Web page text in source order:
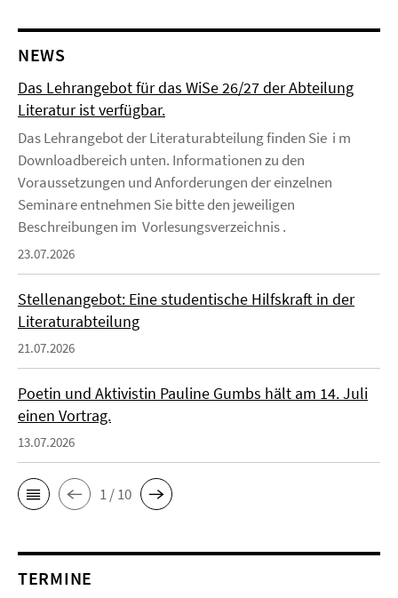
NEWS
Das Lehrangebot für das WiSe 26/27 der Abteilung
Literatur ist verfügbar.
Das Lehrangebot der Literaturabteilung finden Sie i m
Downloadbereich unten. Informationen zu den
Voraussetzungen und Anforderungen der einzelnen
Seminare entnehmen Sie bitte den jeweiligen
Beschreibungen im Vorlesungsverzeichnis .
23.07.2026
Stellenangebot: Eine studentische Hilfskraft in der
Literaturabteilung
21.07.2026
Poetin und Aktivistin Pauline Gumbs hält am 14. Juli
einen Vortrag.
13.07.2026
1 / 10
TERMINE